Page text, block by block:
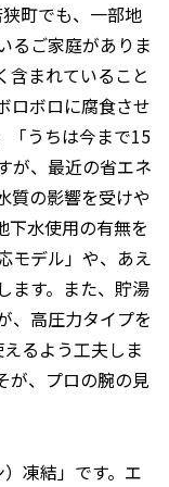
町でも、一部地
るご家庭がありま
含まれていること
ロボロに腐食させ
「うちは今まで15
が、最近の省エネ
質の影響を受けや
下水使用の有無を
モデル」や、あえ
ます。また、貯湯
、高圧力タイプを
るよう工夫しま
が、プロの腕の見
凍結」です。エ